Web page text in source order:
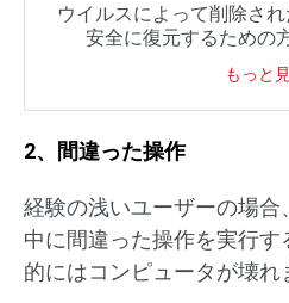
ウイルスによって削除さ
安全に復元するための
もっと
2、間違った操作
経験の浅いユーザーの場合
中に間違った操作を実行
的にはコンピュータが壊れ